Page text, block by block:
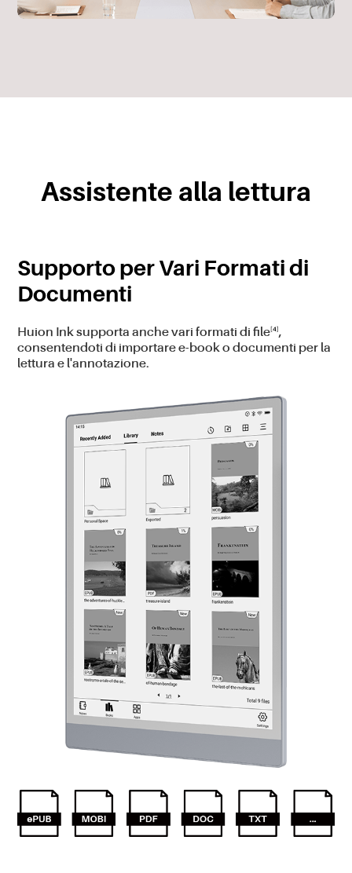
Assistente alla lettura
Supporto per Vari Formati di
Documenti
Huion Ink supporta anche vari formati di file[4] ,
consentendoti di importare e-book o documenti per la
lettura e l'annotazione.